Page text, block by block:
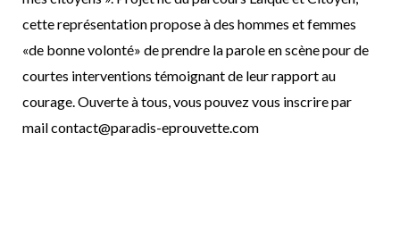
cette représentation propose à des hommes et femmes
«de bonne volonté» de prendre la parole en scène pour de
courtes interventions témoignant de leur rapport au
courage. Ouverte à tous, vous pouvez vous inscrire par
mailcontact@paradis-eprouvette.com